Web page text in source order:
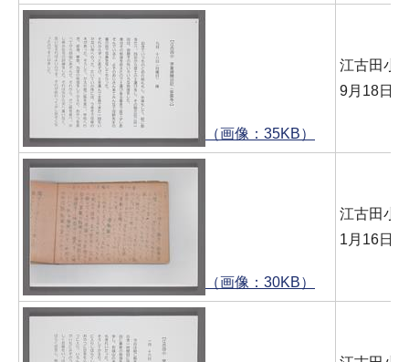
（画像：35KB）
江古田小
9月18日(
（画像：30KB）
江古田小
1月16日